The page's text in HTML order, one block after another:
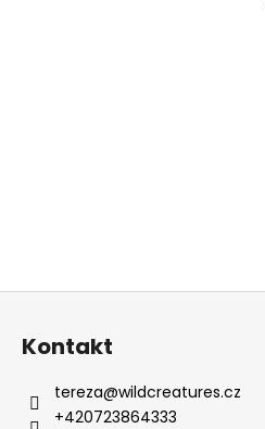
Z
Kontakt
tereza@wildcreatures.cz
+420723864333